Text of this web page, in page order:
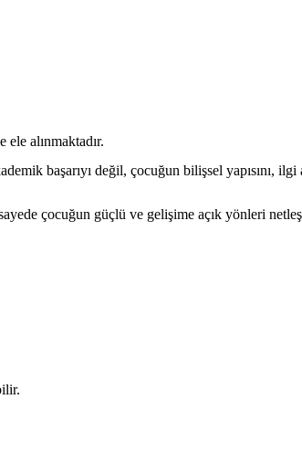
alınmaktadır.
başarıyı değil, çocuğun bilişsel yapısını, ilgi
çocuğun güçlü ve gelişime açık yönleri